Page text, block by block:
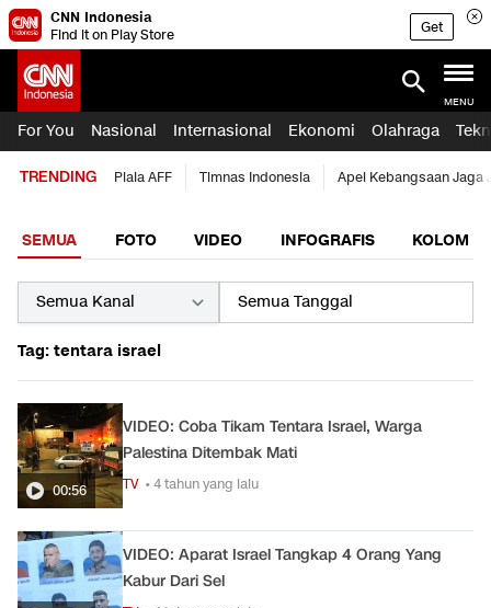
CNN Indonesia
Find it on Play Store
Get
MENU
For You Nasional Internasional Ekonomi Olahraga
TRENDING Piala AFF Timnas Indonesia Apel Kebangsaan Jaga
SEMUA FOTO VIDEO INFOGRAFIS KOLOM
Tag: tentara israel
00:56
VIDEO: Coba Tikam Tentara Israel, Warga
Palestina Ditembak Mati
TV • 4 tahun yang lalu
VIDEO: Aparat Israel Tangkap 4 Orang Yang
Kabur Dari Sel